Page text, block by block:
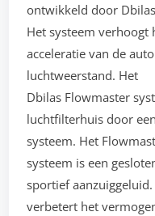
ontwikkeld door
Het systeem verhoogt
acceleratie van de
luchtweerstand. Het
Dbilas Flowmaster
luchtfilterhuis door
systeem. Het
systeem is een
sportief
verbetert het